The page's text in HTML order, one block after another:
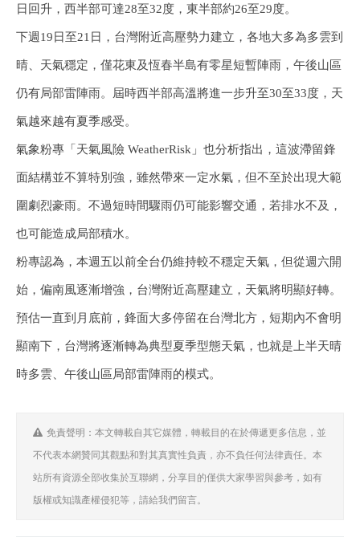
日回升，西半部可達28至32度，東半部約26至29度。
下週19日至21日，台灣附近高壓勢力建立，各地大多為多雲到
晴、天氣穩定，僅花東及恆春半島有零星短暫陣雨，午後山區
仍有局部雷陣雨。屆時西半部高溫將進一步升至30至33度，天
氣越來越有夏季感受。
氣象粉專「天氣風險 WeatherRisk」也分析指出，這波滯留鋒
面結構並不算特別強，雖然帶來一定水氣，但不至於出現大範
圍劇烈豪雨。不過短時間驟雨仍可能影響交通，若排水不及，
也可能造成局部積水。
粉專認為，本週五以前全台仍維持較不穩定天氣，但從週六開
始，偏南風逐漸增強，台灣附近高壓建立，天氣將明顯好轉。
預估一直到月底前，鋒面大多停留在台灣北方，短期內不會明
顯南下，台灣將逐漸轉為典型夏季型態天氣，也就是上半天晴
時多雲、午後山區局部雷陣雨的模式。
免責聲明：本文轉載自其它媒體，轉載目的在於傳遞更多信息，並
不代表本網贊同其觀點和對其真實性負責，亦不負任何法律責任。本
站所有資源全部收集於互聯網，分享目的僅供大家學習與參考，如有
版權或知識產權侵犯等，請給我們留言。